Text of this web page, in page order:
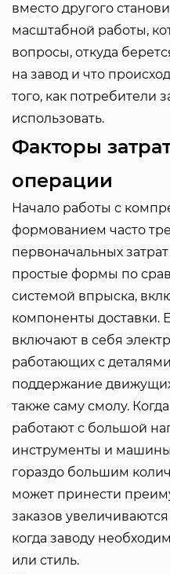
вместо другого
масштабной работы,
вопросы, откуда
на завод и что
того, как потребители
использовать.
Факторы
операции
Начало работы с
формованием часто
первоначальных
простые формы по
системой впрыска,
компоненты доставки.
включают в себя
работающих с
поддержание
также саму смолу.
работают с большой
инструменты и
гораздо большим
может принести
заказов
когда заводу
или стиль.